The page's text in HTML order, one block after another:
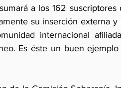
a los 162
su inserción externa
internacional
Es éste un buen